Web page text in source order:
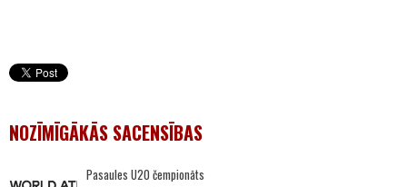
NOZĪMĪGĀKĀS SACENSĪBAS
Pasaules U20 čempionāts